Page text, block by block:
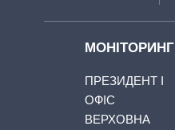
МОНІТОРИНГ
ПРЕЗИДЕНТ І
ОФІС
ВЕРХОВНА